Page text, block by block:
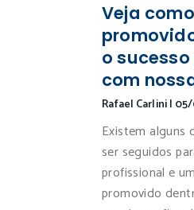
Veja
o
com
Rafael Carlini|
Existem alguns
ser seguidos
profissional e
promovido